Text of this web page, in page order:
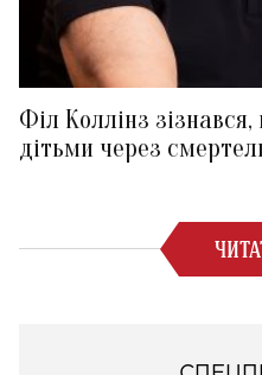
Філ Коллінз
дітьми через